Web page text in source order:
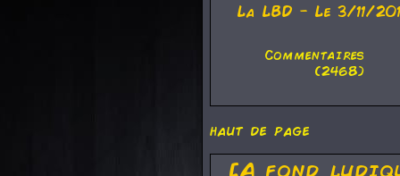
La LBD - Le 3/11/
Commentaires
(2468)
haut de page
[A fond